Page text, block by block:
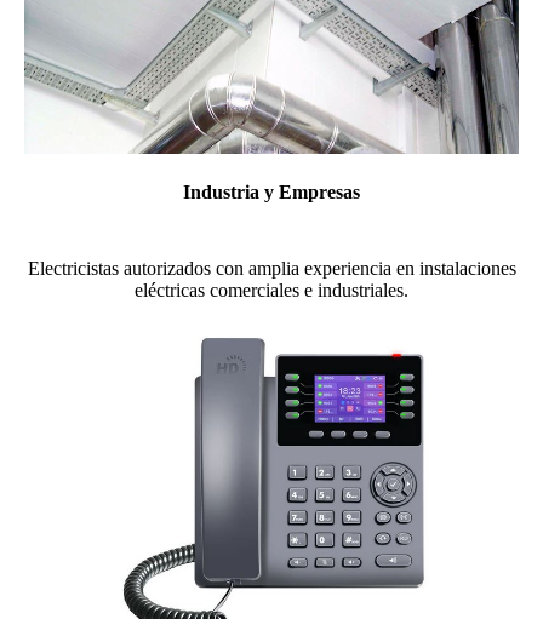
Industria y Empresas
Electricistas autorizados con amplia experiencia en instalaciones
eléctricas comerciales e industriales.